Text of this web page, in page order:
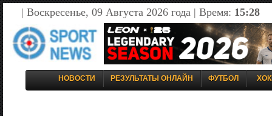
| Воскресенье, 09 Августа 2026 года | Время: 15:28
НОВОСТИ РЕЗУЛЬТАТЫ ОНЛАЙН ФУТБОЛ